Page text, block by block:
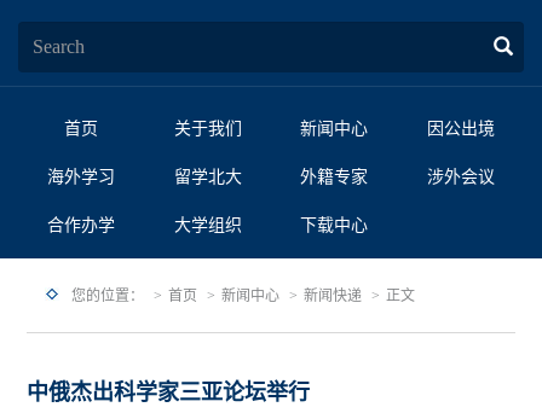
首页 关于我们 新闻中心 因公出境
海外学习 留学北大 外籍专家 涉外会议
合作办学 大学组织 下载中心
您的位置： 首页 新闻中心 新闻快递 正文
中俄杰出科学家三亚论坛举行